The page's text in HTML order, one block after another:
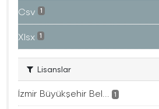
Csv 1
Xlsx 1
Lisanslar
İzmir Büyükşehir Bel... 1